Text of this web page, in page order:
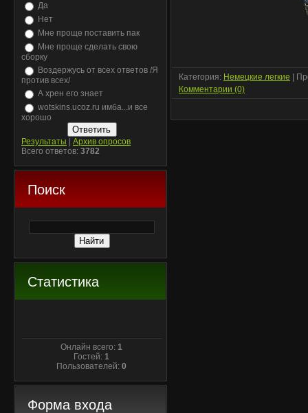
Да
Нет
Мне проще поставить пак
Мне проще сделать свою
сборку
Воздержусь от всех ответов /Я
против всех/
А хрен его знает
wotskins.ucoz.ru имба...и все
хорошо
Результаты
Архив опросов
Всего ответов: 3782
Поиск
Статистика
Онлайн всего:1
Гостей:1
Пользователей:0
Форма входа
Категория: Немецкие легкие |
Комментарии (0)